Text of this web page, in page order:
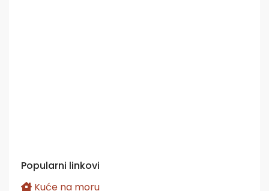
Popularni linkovi
Kuće na moru